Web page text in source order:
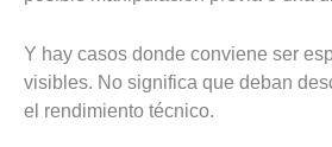
Y hay casos donde conviene ser
visibles. No significa que deban
el rendimiento técnico.